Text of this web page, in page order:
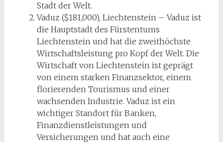
Stadt der Welt.
Vaduz ($181,000), Liechtenstein – Vaduz ist
die Hauptstadt des Fürstentums
Liechtenstein und hat die zweithöchste
Wirtschaftsleistung pro Kopf der Welt. Die
Wirtschaft von Liechtenstein ist geprägt
von einem starken Finanzsektor, einem
florierenden Tourismus und einer
wachsenden Industrie. Vaduz ist ein
wichtiger Standort für Banken,
Finanzdienstleistungen und
Versicherungen und hat auch eine